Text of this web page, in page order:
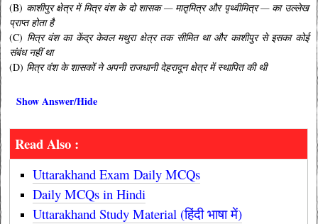
(B) काशीपुर क्षेत्र में मित्र वंश के दो शासक — मातृमित्र और पृथ्वीमित्र — का उल्लेख
प्राप्त होता है
(C) मित्र वंश का केंद्र केवल मथुरा क्षेत्र तक सीमित था और काशीपुर से इसका कोई
संबंध नहीं था
(D) मित्र वंश के शासकों ने अपनी राजधानी देहरादून क्षेत्र में स्थापित की थी
Show Answer/Hide
Read Also :
Uttarakhand Exam Daily MCQs
Daily MCQs in Hindi
Uttarakhand Study Material (हिंदी भाषा में)